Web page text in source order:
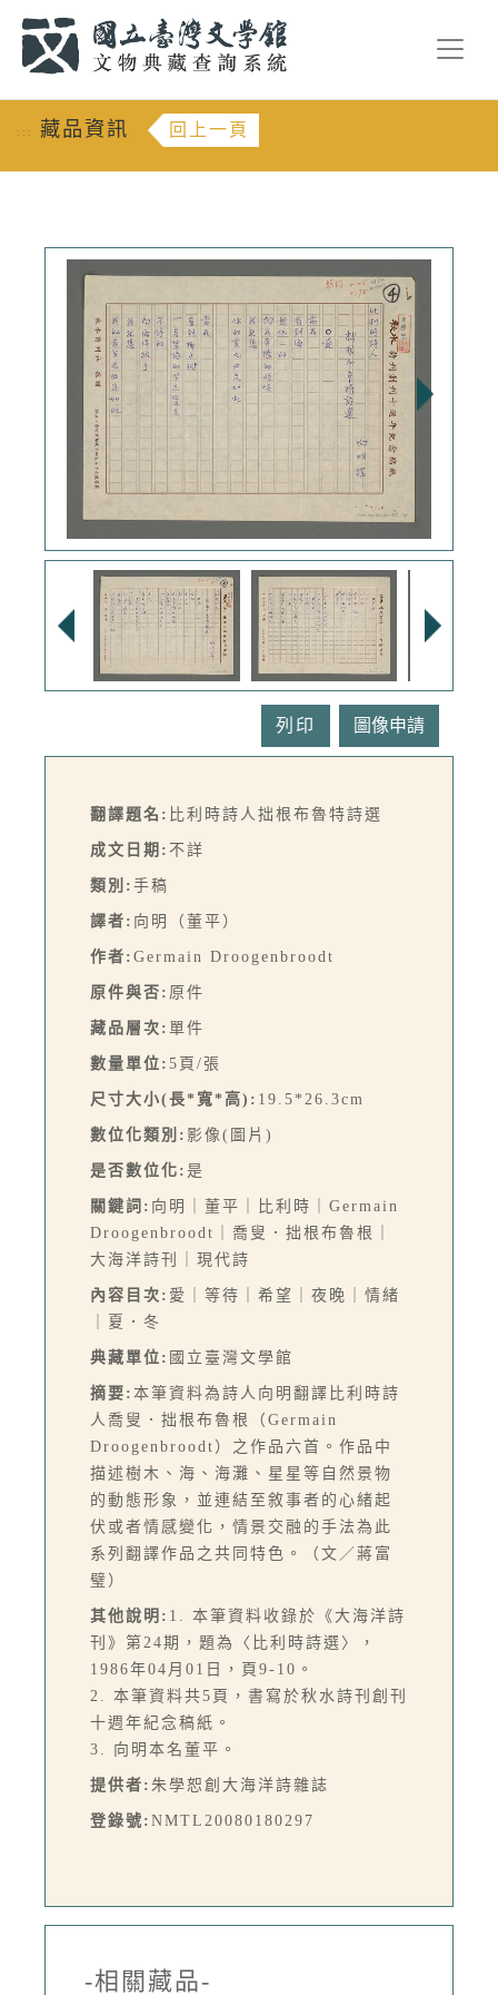
::: 藏品資訊 回上一頁
列印
翻譯題名: 比利時詩人拙根布魯特詩選
成文日期: 不詳
類別: 手稿
譯者: 向明（董平）
作者: Germain Droogenbroodt
原件與否: 原件
藏品層次: 單件
數量單位: 5頁/張
尺寸大小(長*寬*高): 19.5*26.3cm
數位化類別: 影像(圖片)
是否數位化: 是
關鍵詞: 向明｜董平｜比利時｜Germain
Droogenbroodt｜喬叟．拙根布魯根｜
大海洋詩刊｜現代詩
內容目次: 愛｜等待｜希望｜夜晚｜情緒
｜夏．冬
典藏單位: 國立臺灣文學館
摘要: 本筆資料為詩人向明翻譯比利時詩
人喬叟．拙根布魯根（Germain
Droogenbroodt）之作品六首。作品中
描述樹木、海、海灘、星星等自然景物
的動態形象，並連結至敘事者的心緒起
伏或者情感變化，情景交融的手法為此
系列翻譯作品之共同特色。（文／蔣富
璧）
其他說明: 1. 本筆資料收錄於《大海洋詩
刊》第24期，題為〈比利時詩選〉，
1986年04月01日，頁9-10。
2. 本筆資料共5頁，書寫於秋水詩刊創刊
十週年紀念稿紙。
3. 向明本名董平。
提供者: 朱學恕創大海洋詩雜誌
登錄號: NMTL20080180297
-相關藏品-